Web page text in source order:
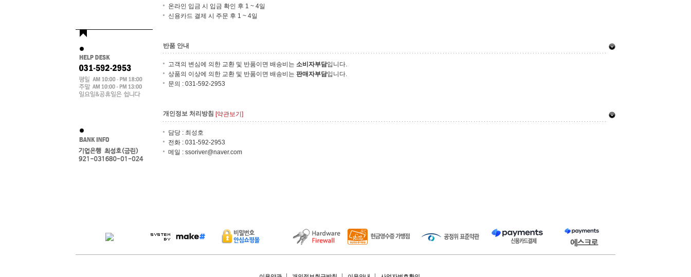
온라인 입금 시 입금 확인 후 1 ~ 4일
신용카드 결제 시 주문 후 1 ~ 4일
반품 안내
고객의 변심에 의한 교환 및 반품이면 배송비는 소비자부담입니다.
상품의 이상에 의한 교환 및 반품이면 배송비는 판매자부담입니다.
문의 : 031-592-2953
개인정보 처리방침 [약관보기]
담당 : 최성호
전화 : 031-592-2953
메일 : ssoriver@naver.com